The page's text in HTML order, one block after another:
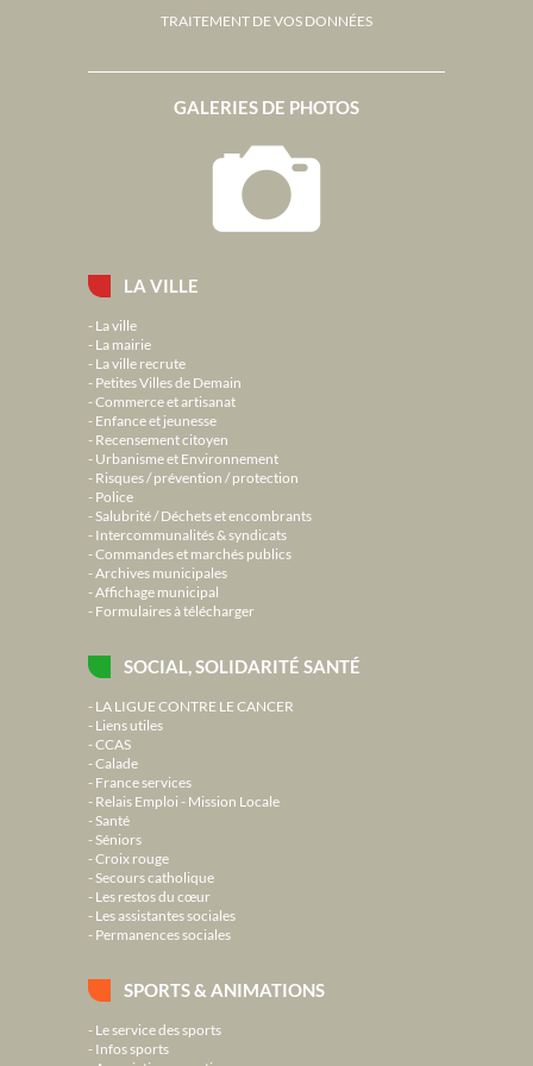
LA VILLE
La ville
La mairie
La ville recrute
Petites Villes de Demain
Commerce et artisanat
Enfance et jeunesse
Recensement citoyen
Urbanisme et Environnement
Risques / prévention / protection
Police
Salubrité / Déchets et encombrants
Intercommunalités & syndicats
Commandes et marchés publics
Archives municipales
Affichage municipal
Formulaires à télécharger
SOCIAL, SOLIDARITÉ SANTÉ
LA LIGUE CONTRE LE CANCER
Liens utiles
CCAS
Calade
France services
Relais Emploi - Mission Locale
Santé
Séniors
Croix rouge
Secours catholique
Les restos du cœur
Les assistantes sociales
Permanences sociales
SPORTS & ANIMATIONS
Le service des sports
Infos sports
GALERIES DE PHOTOS
TRAITEMENT DE VOS DONNÉES